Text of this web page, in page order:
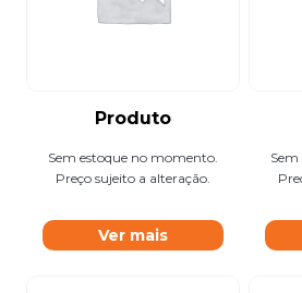
Produto
Sem estoque no momento.
Preço sujeito a alteração.
Ver mais